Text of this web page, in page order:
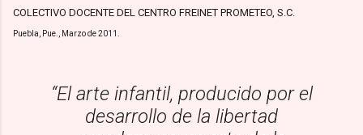
COLECTIVO DOCENTE DEL CENTRO FREINET PROMETEO, S.C.
Puebla, Pue., Marzo de 2011.
“El arte infantil, producido por el
desarrollo de la libertad